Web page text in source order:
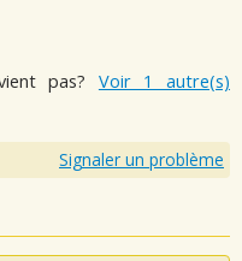
pas? Voir 1 autre(s)
Signaler un problème